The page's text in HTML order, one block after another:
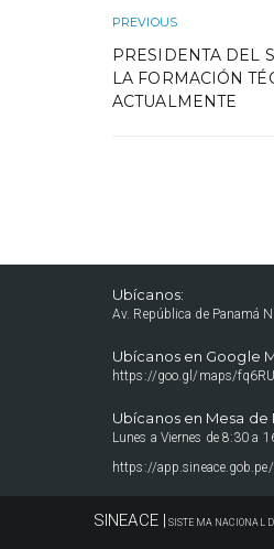
PREVIOUS
PRESIDENTA DEL
LA FORMACIÓN
ACTUALMENTE
Ubícanos:
Av. República de Panamá
Ubícanos en Google
https://goo.gl/maps/
Ubícanos en Mesa de
Lunes a Viernes de 8:30 a
https://
SINEACE | SISTEMA NACIONAL